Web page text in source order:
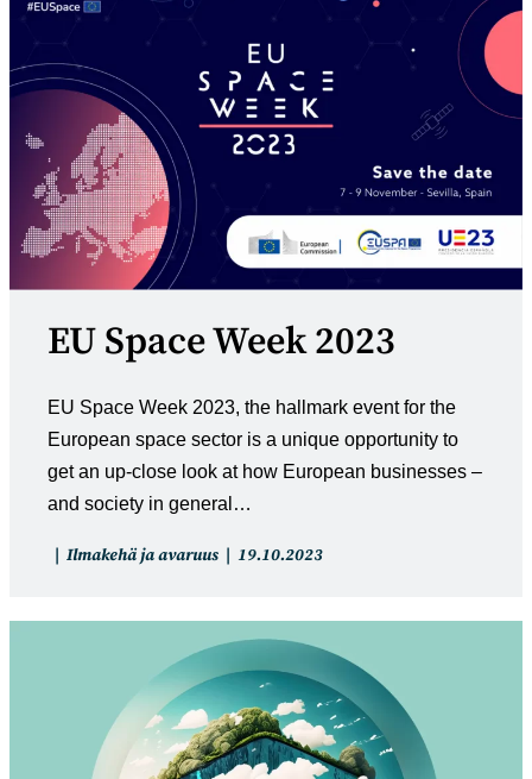
EU Space Week 2023
EU Space Week 2023, the hallmark event for the
European space sector is a unique opportunity to
get an up-close look at how European businesses –
and society in general…
Artikkelin
Ilmakehä ja avaruus
Artikkeli
19.10.2023